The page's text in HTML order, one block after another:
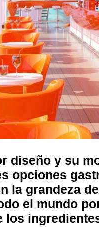
diseño y su
opciones
la grandeza
el mundo
los